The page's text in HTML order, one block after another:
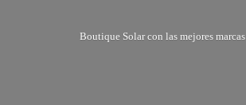
Boutique Solar con las mejores marcas